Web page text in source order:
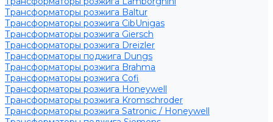
Трансформаторы розжига Baltur
Трансформаторы розжига CibUnigas
Трансформаторы розжига Giersch
Трансформаторы розжига Dreizler
Трансформаторы поджига Dungs
Трансформаторы розжига Brahma
Трансформаторы розжига Cofi
Трансформаторы розжига Honeywell
Трансформаторы розжига Kromschroder
Трансформаторы розжига Satronic / Honeywell